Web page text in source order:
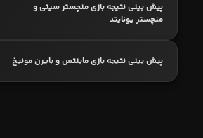
پیش بینی نتیجه بازی منچستر سیتی و
منچستر یونایتد
پیش بینی نتیجه بازی ماینتس و بایرن مونیخ